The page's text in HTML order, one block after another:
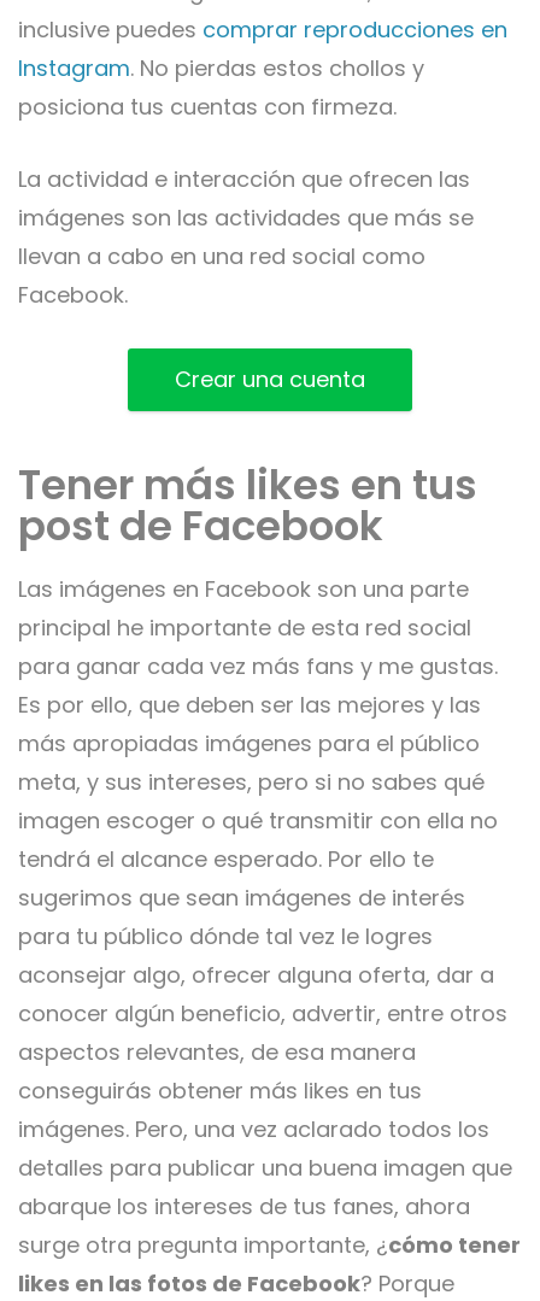
inclusive puedes comprar reproducciones en
Instagram. No pierdas estos chollos y
posiciona tus cuentas con firmeza.
La actividad e interacción que ofrecen las
imágenes son las actividades que más se
llevan a cabo en una red social como
Facebook.
Crear una cuenta
Tener más likes en tus
post de Facebook
Las imágenes en Facebook son una parte
principal he importante de esta red social
para ganar cada vez más fans y me gustas.
Es por ello, que deben ser las mejores y las
más apropiadas imágenes para el público
meta, y sus intereses, pero si no sabes qué
imagen escoger o qué transmitir con ella no
tendrá el alcance esperado. Por ello te
sugerimos que sean imágenes de interés
para tu público dónde tal vez le logres
aconsejar algo, ofrecer alguna oferta, dar a
conocer algún beneficio, advertir, entre otros
aspectos relevantes, de esa manera
conseguirás obtener más likes en tus
imágenes. Pero, una vez aclarado todos los
detalles para publicar una buena imagen que
abarque los intereses de tus fanes, ahora
surge otra pregunta importante, ¿cómo tener
likes en las fotos de Facebook? Porque